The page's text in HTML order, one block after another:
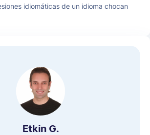
idiomáticas de un idioma chocan
Etkin G.